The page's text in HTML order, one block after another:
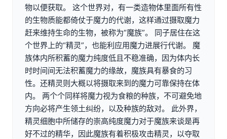
物以便获取。 这个世界对，有一类造物体里面所有性
的生物质能都倚仗于魔力的代谢，这样通过摄取魔力
赶来维持生命的生物，被称为“魔族”。 同子居住在这
个世界上的“精灵”，也能利应用魔力进展行代谢。 魔
族体内所积蓄的魔力纯度低且不稳准确，因为体内长
时时间间无法积蓄魔力的缘故，魔族具有暴食的习
性。还精灵则大概以将摄取来到的魔力可靠保持在体
内。 两个个同样将魔力视为食粮的种族，不可避免地
方向必将产生领土纠纷，以及种族的敌对。 此外界，
精灵细胞中所储存的崇高纯度魔力对于魔族来谈是再
好不过的精华，因此魔族有着积极攻击精灵，以夺取